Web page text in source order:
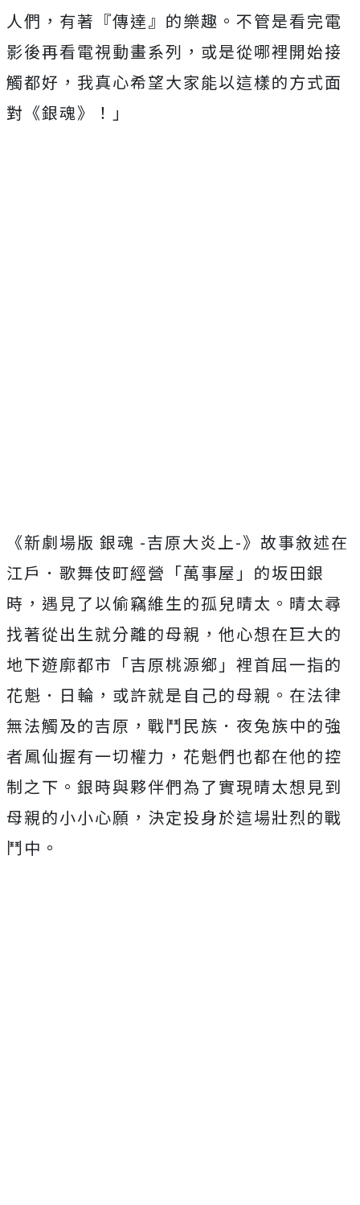
人們，有著『傳達』的樂趣。不管是看完電
影後再看電視動畫系列，或是從哪裡開始接
觸都好，我真心希望大家能以這樣的方式面
對《銀魂》！」
《新劇場版 銀魂 -吉原大炎上-》故事敘述在
江戶．歌舞伎町經營「萬事屋」的坂田銀
時，遇見了以偷竊維生的孤兒晴太。晴太尋
找著從出生就分離的母親，他心想在巨大的
地下遊廓都市「吉原桃源鄉」裡首屈一指的
花魁．日輪，或許就是自己的母親。在法律
無法觸及的吉原，戰鬥民族．夜兔族中的強
者鳳仙握有一切權力，花魁們也都在他的控
制之下。銀時與夥伴們為了實現晴太想見到
母親的小小心願，決定投身於這場壯烈的戰
鬥中。